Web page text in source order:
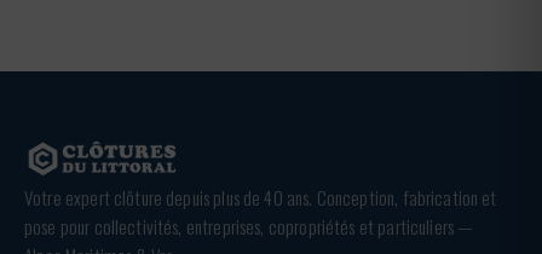
Votre expert clôture depuis plus de 40 ans. Conception, fabrication et
pose pour collectivités, entreprises, copropriétés et particuliers —